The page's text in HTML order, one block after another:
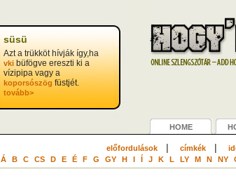
süsü
Azt a trükköt hívják így,ha
vki büfögve ereszti ki a
vízipipa vagy a
koporsószög füstjét.
tovább>
HOME
előfordulások| címkék|
Á B C CS D E É F G GY H I Í J K L LY M N NY